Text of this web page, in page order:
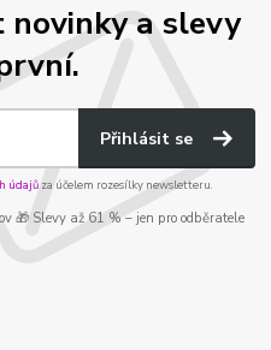
a slevy
Přihlásit se
údajůza účelem rozesílky newsletteru.
🎁 Slevy až 61 % – jen pro odběratele